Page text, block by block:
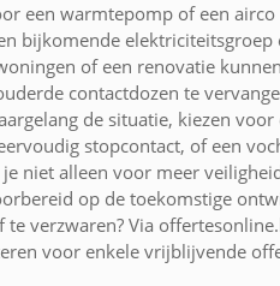
een warmtepomp of een
bijkomende
of een renovatie
contactdozen te
de situatie, kiezen
stopcontact, of een
niet alleen voor meer
op de toekomstige
verzwaren? Via
voor enkele vrijblijvende